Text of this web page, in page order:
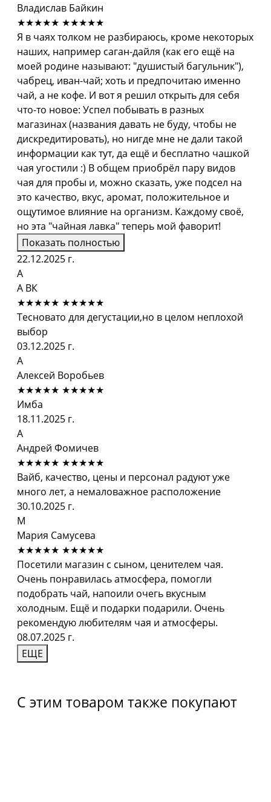
Владислав Байкин
★★★★★ ★★★★★
Я в чаях толком не разбираюсь, кроме некоторых
наших, например саган-дайля (как его ещё на
моей родине называют: "душистый багульник"),
чабрец, иван-чай; хоть и предпочитаю именно
чай, а не кофе. И вот я решил открыть для себя
что-то новое: Успел побывать в разных
магазинах (названия давать не буду, чтобы не
дискредитировать), но нигде мне не дали такой
информации как тут, да ещё и бесплатно чашкой
чая угостили :) В общем приобрёл пару видов
чая для пробы и, можно сказать, уже подсел на
это качество, вкус, аромат, положительное и
ощутимое влияние на организм. Каждому своё,
но эта "чайная лавка" теперь мой фаворит!
Показать полностью
22.12.2025 г.
А
А ВК
★★★★★ ★★★★★
Тесновато для дегустации,но в целом неплохой
выбор
03.12.2025 г.
А
Алексей Воробьев
★★★★★ ★★★★★
Имба
18.11.2025 г.
А
Андрей Фомичев
★★★★★ ★★★★★
Вайб, качество, цены и персонал радуют уже
много лет, а немаловажное расположение
30.10.2025 г.
М
Мария Самусева
★★★★★ ★★★★★
Посетили магазин с сыном, ценителем чая.
Очень понравилась атмосфера, помогли
подобрать чай, напоили очегь вкусным
холодным. Ещё и подарки подарили. Очень
рекомендую любителям чая и атмосферы.
08.07.2025 г.
ЕЩЕ
С этим товаром также покупают